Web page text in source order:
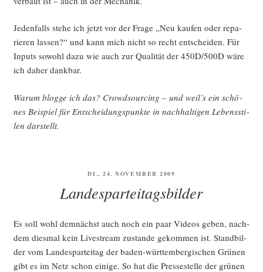
Jeden­falls ste­he ich jetzt vor der Fra­ge „Neu kau­fen oder repa­
rie­ren las­sen?“ und kann mich nicht so recht ent­schei­den. Für
Inputs sowohl dazu wie auch zur Qua­li­tät der 450D/500D wäre
ich daher dankbar.
War­um blog­ge ich das? Crowd­sour­cing – und weil’s ein schö­
nes Bei­spiel für Ent­schei­dungs­punk­te in nach­hal­ti­gen Lebens­sti­
len darstellt.
VERÖFFENTLICHT
DI., 24. NOVEMBER 2009
Landesparteitagsbilder
Es soll wohl dem­nächst auch noch ein paar Vide­os geben, nach­
dem dies­mal kein Live­stream zustan­de gekom­men ist. Stand­bil­
der vom Lan­des­par­tei­tag der baden-würt­tem­ber­gi­schen Grü­nen
gibt es im Netz schon eini­ge. So hat die Pres­se­stel­le der grü­nen